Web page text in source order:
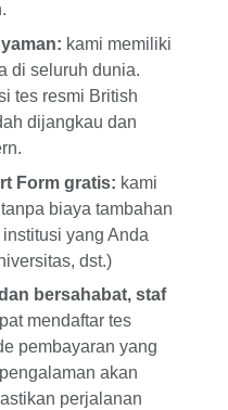
kami memiliki
di seluruh dunia.
tes resmi British
dijangkau dan
Form gratis: kami
biaya tambahan
yang Anda
dst.)
bersahabat, staf
mendaftar tes
pembayaran yang
akan
perjalanan